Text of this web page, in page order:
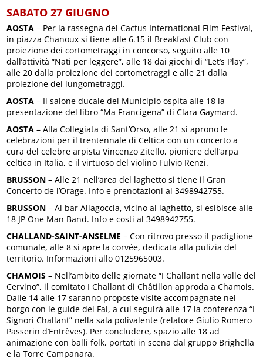
SABATO 27 GIUGNO
AOSTA – Per la rassegna del Cactus International Film Festival,
in piazza Chanoux si tiene alle 6.15 il Breakfast Club con
proiezione dei cortometraggi in concorso, seguito alle 10
dall’attività “Nati per leggere”, alle 18 dai giochi di “Let’s Play”,
alle 20 dalla proiezione dei cortometraggi e alle 21 dalla
proiezione dei lungometraggi.
AOSTA – Il salone ducale del Municipio ospita alle 18 la
presentazione del libro “Ma Francigena” di Clara Gaymard.
AOSTA – Alla Collegiata di Sant’Orso, alle 21 si aprono le
celebrazioni per il trentennale di Celtica con un concerto a
cura del celebre arpista Vincenzo Zitello, pioniere dell’arpa
celtica in Italia, e il virtuoso del violino Fulvio Renzi.
BRUSSON – Alle 21 nell’area del laghetto si tiene il Gran
Concerto de l’Orage. Info e prenotazioni al 3498942755.
BRUSSON – Al bar Allagoccia, vicino al laghetto, si esibisce alle
18 JP One Man Band. Info e costi al 3498942755.
CHALLAND-SAINT-ANSELME – Con ritrovo presso il padiglione
comunale, alle 8 si apre la corvée, dedicata alla pulizia del
territorio. Informazioni allo 0125965003.
CHAMOIS – Nell’ambito delle giornate “I Challant nella valle del
Cervino”, il comitato I Challant di Châtillon approda a Chamois.
Dalle 14 alle 17 saranno proposte visite accompagnate nel
borgo con le guide del Fai, a cui seguirà alle 17 la conferenza “I
Signori Challant” nella sala polivalente (relatore Giulio Romero
Passerin d’Entrèves). Per concludere, spazio alle 18 ad
animazione con balli folk, portati in scena dal gruppo Brighella
e la Torre Campanara.